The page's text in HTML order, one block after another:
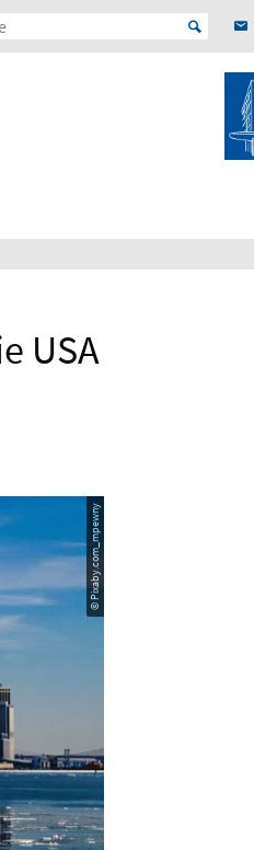
USA
© Pixaby.com_mpewny